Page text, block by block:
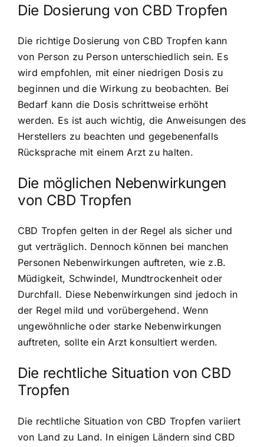
Die Dosierung von CBD Tropfen
Die richtige Dosierung von CBD Tropfen kann
von Person zu Person unterschiedlich sein. Es
wird empfohlen, mit einer niedrigen Dosis zu
beginnen und die Wirkung zu beobachten. Bei
Bedarf kann die Dosis schrittweise erhöht
werden. Es ist auch wichtig, die Anweisungen des
Herstellers zu beachten und gegebenenfalls
Rücksprache mit einem Arzt zu halten.
Die möglichen Nebenwirkungen
von CBD Tropfen
CBD Tropfen gelten in der Regel als sicher und
gut verträglich. Dennoch können bei manchen
Personen Nebenwirkungen auftreten, wie z.B.
Müdigkeit, Schwindel, Mundtrockenheit oder
Durchfall. Diese Nebenwirkungen sind jedoch in
der Regel mild und vorübergehend. Wenn
ungewöhnliche oder starke Nebenwirkungen
auftreten, sollte ein Arzt konsultiert werden.
Die rechtliche Situation von CBD
Tropfen
Die rechtliche Situation von CBD Tropfen variiert
von Land zu Land. In einigen Ländern sind CBD